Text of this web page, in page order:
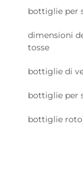
bottiglie per
dimensioni
tosse
bottiglie di
bottiglie per
bottiglie